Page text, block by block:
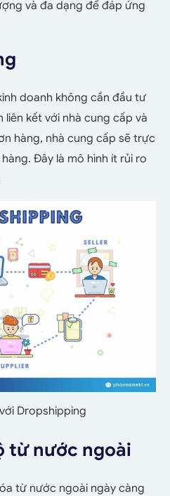
và đa dạng để đáp ứng
doanh không cần đầu tư
liên kết với nhà cung cấp và
hàng, nhà cung cấp sẽ trực
Đây là mô hình ít rủi ro
Dropshipping
từ nước ngoài
từ nước ngoài ngày càng